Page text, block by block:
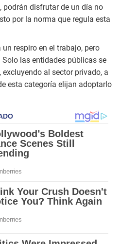
podrán disfrutar de un día no
por la norma que regula esta
respiro en el trabajo, pero
las entidades públicas se
al sector privado, a
esta categoría elijan adoptarlo